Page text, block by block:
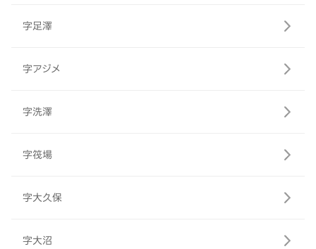
字足澤
字アジメ
字洗澤
字筏場
字大久保
字大沼